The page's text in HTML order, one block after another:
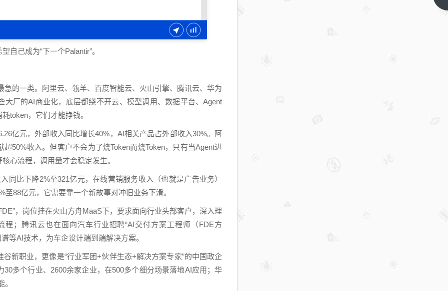
自己成为“下一个Palantir”。
的一类。阿里云、瓴羊、百度智能云、火山引擎、腾讯云、华为
厂的AI商业化，底层都绕不开云、模型调用、数据平台、Agent
token，它们才能挣钱。
亿元，外部收入同比增长40%，AI相关产品占外部收入30%。阿
50%收入。但客户不会为了烧Token而烧Token，只有当Agent进
心流程，调用量才会稳定发生。
同比下降2%至321亿元，在线营销服务收入（也就是广告业务）
88亿元，它需要靠一个新故事对冲旧业务下滑。
，岗位挂在火山方舟MaaS下，要求面向行业头部客户，深入理
；腾讯云也在面向汽车行业招聘“AI交付方案工程师（FDE方
等AI技术，为车企设计端到端解决方案。
新职业，更像是“行业军团+伙伴生态+解决方案专家”的中国政企
多个行业、2600余家企业，在500多个细分场景落地AI应用；华